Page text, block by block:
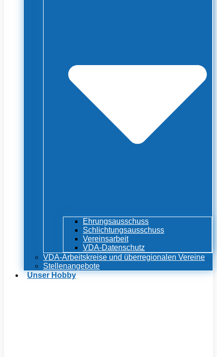
Ehrungsausschuss
Schlichtungsausschuss
Vereinsarbeit
VDA-Datenschutz
VDA-Arbeitskreise und überregionalen Vereine
Stellenangebote
Unser Hobby